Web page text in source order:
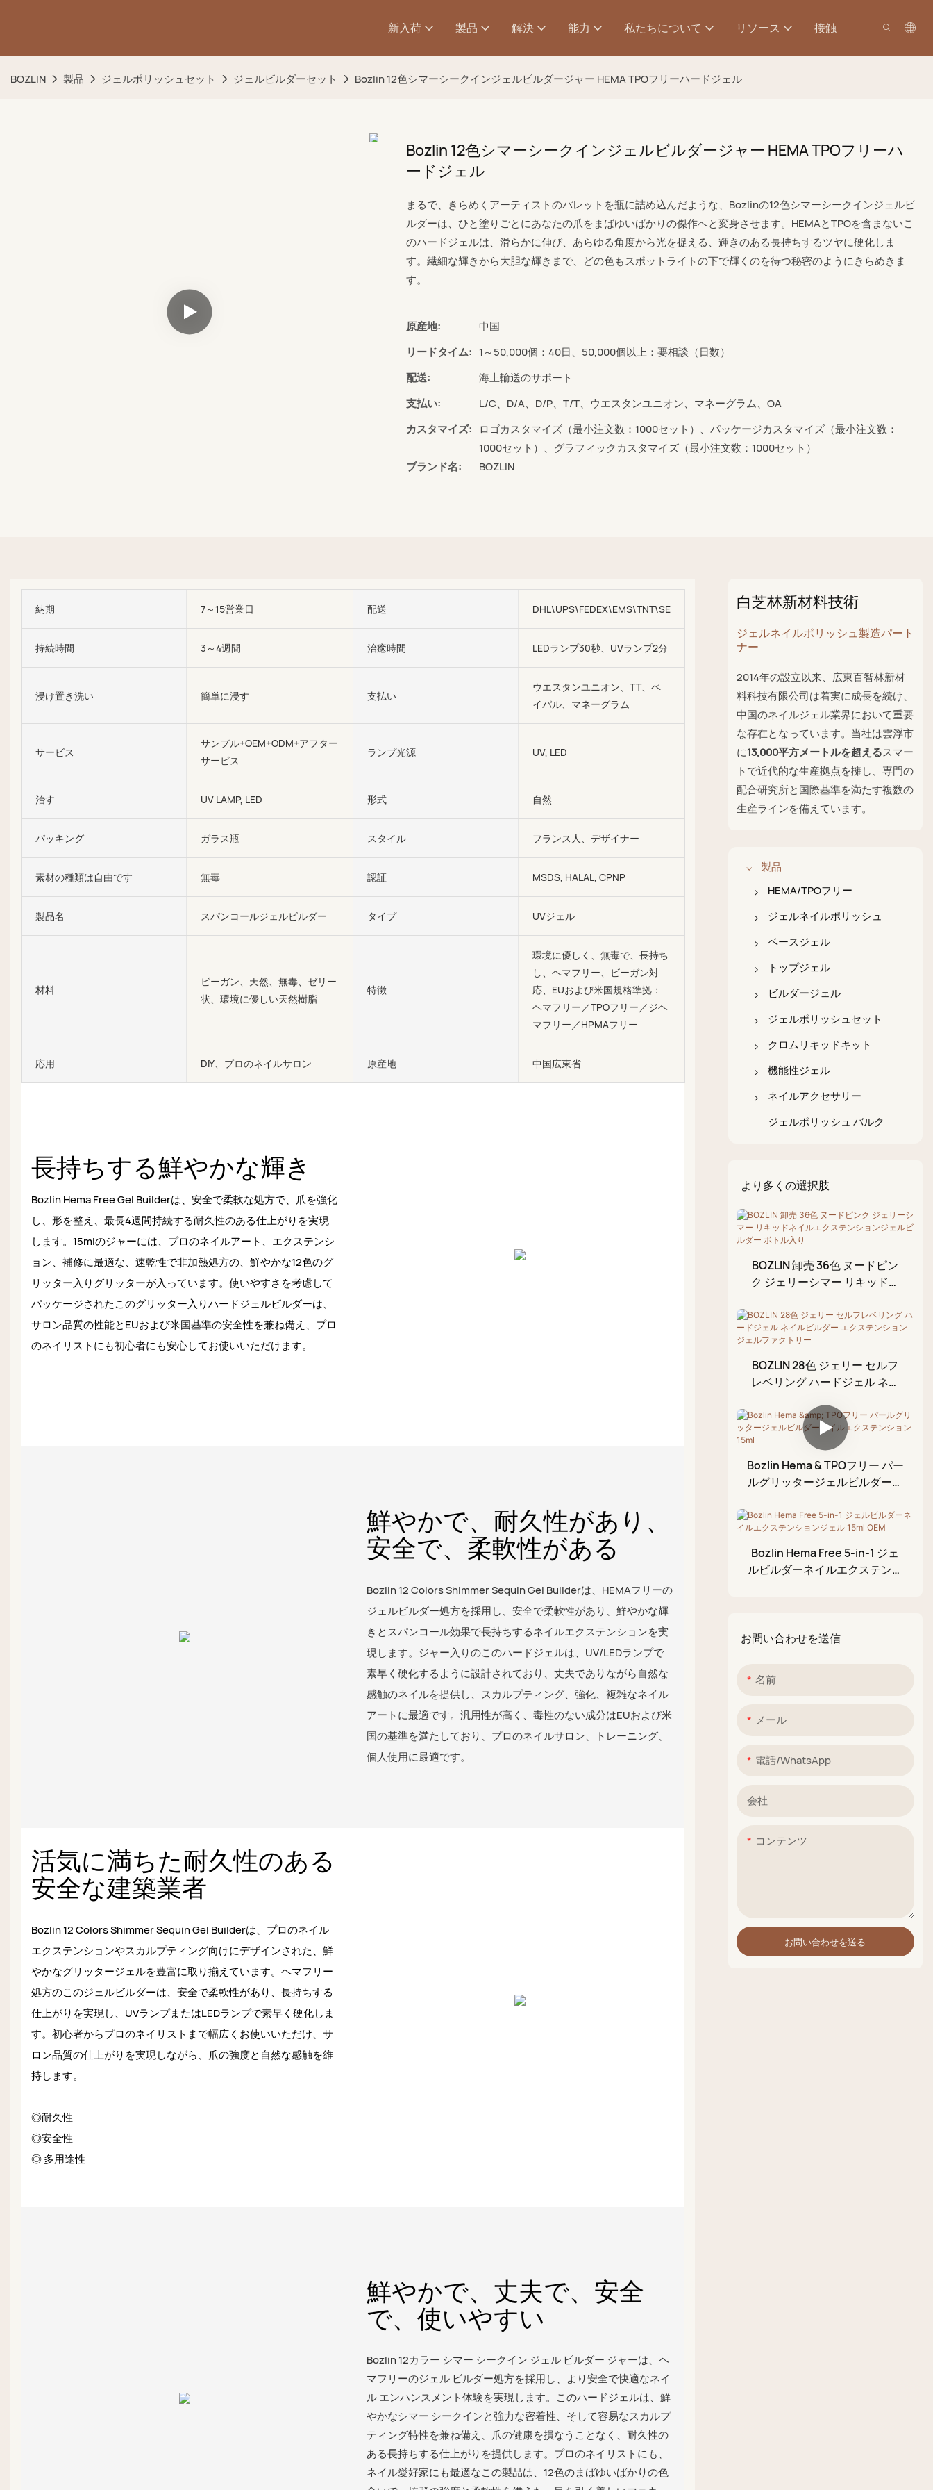
新入荷 製品 解決 能力 私たちについて リソース 接触
BOZLIN 製品 ジェルポリッシュセット ジェルビルダーセット Bozlin 12色シマーシークインジェルビルダージャー HEMA TPOフリーハードジェル
Bozlin 12色シマーシークインジェルビルダージャー HEMA TPOフリーハ
ードジェル
まるで、きらめくアーティストのパレットを瓶に詰め込んだような、Bozlinの12色シマーシークインジェルビ
ルダーは、ひと塗りごとにあなたの爪をまばゆいばかりの傑作へと変身させます。HEMAとTPOを含まないこ
のハードジェルは、滑らかに伸び、あらゆる角度から光を捉える、輝きのある長持ちするツヤに硬化しま
す。繊細な輝きから大胆な輝きまで、どの色もスポットライトの下で輝くのを待つ秘密のようにきらめきま
す。
原産地:
中国
リードタイム: 1～50,000個：40日、50,000個以上：要相談（日数）
配送:
海上輸送のサポート
支払い:
L/C、D/A、D/P、T/T、ウエスタンユニオン、マネーグラム、OA
カスタマイズ:
ロゴカスタマイズ（最小注文数：1000セット）、パッケージカスタマイズ（最小注文数：
1000セット）、グラフィックカスタマイズ（最小注文数：1000セット）
ブランド名:
BOZLIN
納期 7～15営業日 配送 DHL\UPS\FEDEX\EMS\TNT\SEA\AIR
持続時間 3～4週間 治癒時間 LEDランプ30秒、UVランプ2分
浸け置き洗い 簡単に浸す 支払い
ウエスタンユニオン、TT、ペ
イパル、マネーグラム
サービス
サンプル+OEM+ODM+アフター
サービス
ランプ光源 UV, LED
治す UV LAMP, LED 形式 自然
パッキング ガラス瓶 スタイル フランス人、デザイナー
素材の種類は自由です 無毒 認証 MSDS, HALAL, CPNP
製品名 スパンコールジェルビルダー タイプ UVジェル
材料
ビーガン、天然、無毒、ゼリー
状、環境に優しい天然樹脂
特徴
環境に優しく、無毒で、長持ち
し、ヘマフリー、ビーガン対
応、EUおよび米国規格準拠：
ヘマフリー／TPOフリー／ジヘ
マフリー／HPMAフリー
応用 DIY、プロのネイルサロン 原産地 中国広東省
長持ちする鮮やかな輝き
Bozlin Hema Free Gel Builderは、安全で柔軟な処方で、爪を強化
し、形を整え、最長4週間持続する耐久性のある仕上がりを実現
します。15mlのジャーには、プロのネイルアート、エクステンシ
ョン、補修に最適な、速乾性で非加熱処方の、鮮やかな12色のグ
リッター入りグリッターが入っています。使いやすさを考慮して
パッケージされたこのグリッター入りハードジェルビルダーは、
サロン品質の性能とEUおよび米国基準の安全性を兼ね備え、プロ
のネイリストにも初心者にも安心してお使いいただけます。
鮮やかで、耐久性があり、
安全で、柔軟性がある
Bozlin 12 Colors Shimmer Sequin Gel Builderは、HEMAフリーの
ジェルビルダー処方を採用し、安全で柔軟性があり、鮮やかな輝
きとスパンコール効果で長持ちするネイルエクステンションを実
現します。ジャー入りのこのハードジェルは、UV/LEDランプで
素早く硬化するように設計されており、丈夫でありながら自然な
感触のネイルを提供し、スカルプティング、強化、複雑なネイル
アートに最適です。汎用性が高く、毒性のない成分はEUおよび米
国の基準を満たしており、プロのネイルサロン、トレーニング、
個人使用に最適です。
活気に満ちた耐久性のある
安全な建築業者
Bozlin 12 Colors Shimmer Sequin Gel Builderは、プロのネイル
エクステンションやスカルプティング向けにデザインされた、鮮
やかなグリッタージェルを豊富に取り揃えています。ヘマフリー
処方のこのジェルビルダーは、安全で柔軟性があり、長持ちする
仕上がりを実現し、UVランプまたはLEDランプで素早く硬化しま
す。初心者からプロのネイリストまで幅広くお使いいただけ、サ
ロン品質の仕上がりを実現しながら、爪の強度と自然な感触を維
持します。
◎耐久性
◎安全性
◎ 多用途性
鮮やかで、丈夫で、安全
で、使いやすい
Bozlin 12カラー シマー シークイン ジェル ビルダー ジャーは、ヘ
マフリーのジェル ビルダー処方を採用し、より安全で快適なネイ
ル エンハンスメント体験を実現します。このハードジェルは、鮮
やかなシマー シークインと強力な密着性、そして容易なスカルプ
ティング特性を兼ね備え、爪の健康を損なうことなく、耐久性の
ある長持ちする仕上がりを提供します。プロのネイリストにも、
ネイル愛好家にも最適なこの製品は、12色のまばゆいばかりの色
白芝林新材料技術
ジェルネイルポリッシュ製造パート
ナー
2014年の設立以来、広東百智林新材
料科技有限公司は着実に成長を続け、
中国のネイルジェル業界において重要
な存在となっています。当社は雲浮市
に13,000平方メートルを超えるスマー
トで近代的な生産拠点を擁し、専門の
配合研究所と国際基準を満たす複数の
生産ラインを備えています。
製品
HEMA/TPOフリー
HEMA/TPOフリージェル
コート
HEMA/TPOフリーのトッ
プコート
HEMA/TPOフリージェル
ビルダー
ジェルネイルポリッシュ
カラージェルポリッシュ
キャッツアイジェルポリ
反射性ジェルポリッシュ
ネイルアートジェルポリ
ッシュ
ベースジェル
4イン1ベースコート
無酸性ネイルプライマー
エースジェルポリッシュ
ラバーベースコート
繊維ベースゲル
剥がせるベースコート
非酸性ベースコート
トップジェル
超光沢トップコート
マットトップコート
ミルキーホワイトのトッ
ト
温度変化対応トップコー
ト
ト
拭き取り不要のトップコ
ート
ビルダージェル
ボトル入りビルダー
瓶入りビルダージェル
ポリゲル
ノンスティックハンドジ
ジェルポリッシュセット
ベースコート＆トップコ
ト
キャットアイジェルセッ
ト
クロムリキッドキット
クロームリキッドパール
オンキット
ラキット
機能性ジェル
ジェルを取り除く
ネイルチップ用グルージ
補強ジェル
ダイヤモンドグルージェ
ル
ラインストーン用接着剤
ジェル
ブロッサムジェル
クラックジェル
スタンピングジェル
キューティクルオイル
ホイルジェル
3Dモデリングゲル
クラックルジェルポリッ
シュ
アクリルペイントペン
グリッターマッドパレッ
ネイルアクセサリー
猫の目型マグネット
ジェルポリッシュ バルク
より多くの選択肢
BOZLIN 卸売 36色 ヌードピン
ク ジェリーシマー リキッドネ
ルダー ボトル入り
BOZLIN 28色 ジェリー セルフ
レベリング ハードジェル ネイ
ジェルファクトリー
Bozlin Hema & TPOフリー パー
ルグリッタージェルビルダーネ
Bozlin Hema Free 5-in-1 ジェ
ルビルダーネイルエクステンシ
お問い合わせを送信
名前
メール
電話/WhatsApp
会社
コンテンツ
お問い合わせを送る